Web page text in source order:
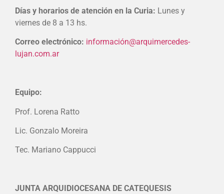
Días y horarios de atención en la Curia: Lunes y
viernes de 8 a 13 hs.
Correo electrónico: información@arquimercedes-
lujan.com.ar
Equipo:
Prof. Lorena Ratto
Lic. Gonzalo Moreira
Tec. Mariano Cappucci
JUNTA ARQUIDIOCESANA DE CATEQUESIS